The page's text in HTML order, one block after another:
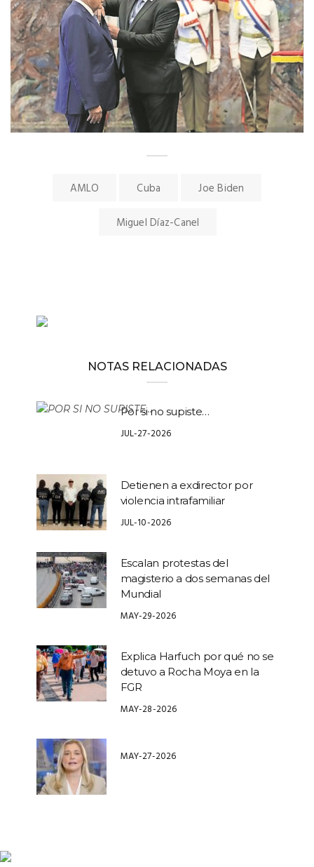
AMLO Cuba Joe Biden
Miguel Díaz-Canel
NOTAS RELACIONADAS
Por si no supiste…
JUL-27-2026
Detienen a exdirector por
violencia intrafamiliar
JUL-10-2026
Escalan protestas del
magisterio a dos semanas del
Mundial
MAY-29-2026
Explica Harfuch por qué no se
detuvo a Rocha Moya en la
FGR
MAY-28-2026
MAY-27-2026